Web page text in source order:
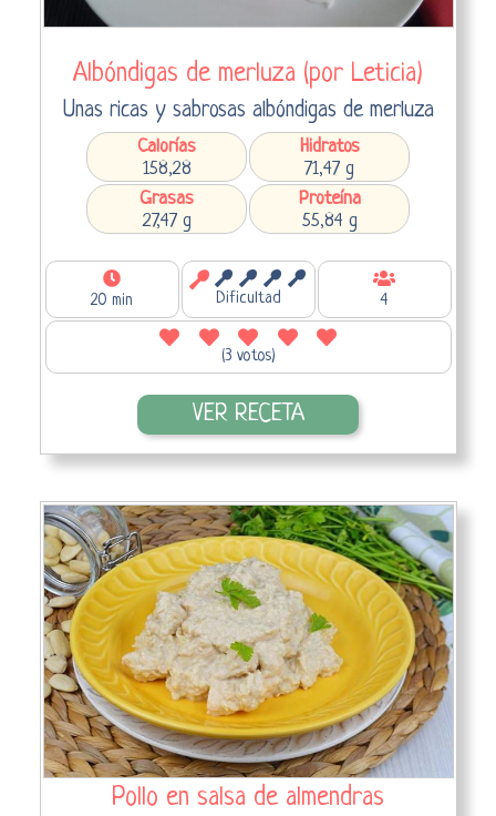
Albóndigas de merluza (por Leticia)
Unas ricas y sabrosas albóndigas de merluza
Calorías
158,28
Hidratos
71,47 g
Grasas
27,47 g
Proteína
55,84 g
20 min Dificultad 4
(3 votos)
VER RECETA
Pollo en salsa de almendras